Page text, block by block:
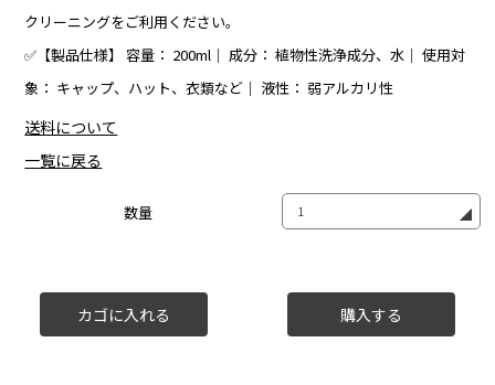
クリーニングをご利用ください。
✅【製品仕様】 容量： 200ml｜ 成分： 植物性洗浄成分、水｜ 使用対
象： キャップ、ハット、衣類など｜ 液性： 弱アルカリ性
送料について
一覧に戻る
数量